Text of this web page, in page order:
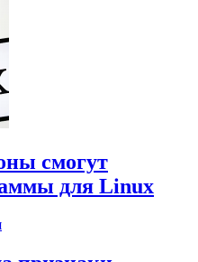
смогут
для Linux